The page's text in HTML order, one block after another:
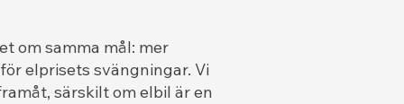
om samma mål: mer
elprisets svängningar. Vi
särskilt om elbil är en